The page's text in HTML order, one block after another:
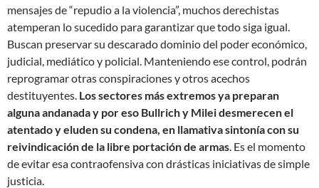
mensajes de “repudio a la violencia”, muchos derechistas
atemperan lo sucedido para garantizar que todo siga igual.
Buscan preservar su descarado dominio del poder económico,
judicial, mediático y policial. Manteniendo ese control, podrán
reprogramar otras conspiraciones y otros acechos
destituyentes. Los sectores más extremos ya preparan
alguna andanada y por eso Bullrich y Milei desmerecen el
atentado y eluden su condena, en llamativa sintonía con su
reivindicación de la libre portación de armas. Es el momento
de evitar esa contraofensiva con drásticas iniciativas de simple
justicia.